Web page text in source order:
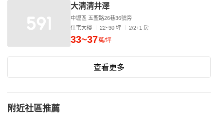
大清清井澤
中壢區 五聖路26巷36號旁
住宅大樓
22~30 坪 2/2+1 房
33~37萬/坪
查看更多
附近社區推薦